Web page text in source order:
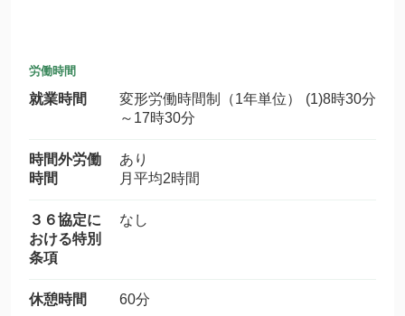
労働時間
就業時間
変形労働時間制（1年単位） (1)8時30分
～17時30分
時間外労働
時間
あり
月平均2時間
３６協定に
おける特別
条項
なし
休憩時間 60分